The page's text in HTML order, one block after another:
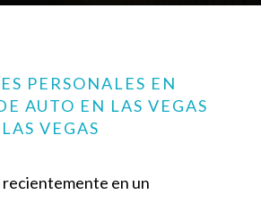
PERSONALES EN
AUTO EN LAS VEGAS
VEGAS
recientemente en un